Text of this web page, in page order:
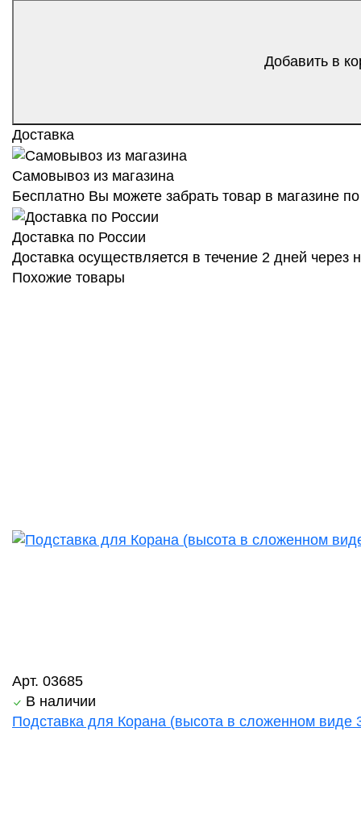
Добавить в
Доставка
Самовывоз из магазина
Бесплатно Вы можете забрать товар в магазине
Доставка по России
Доставка осуществляется в течение 2 дней
Похожие товары
Арт. 03685
В наличии
Подставка для Корана (высота в сложенном виде